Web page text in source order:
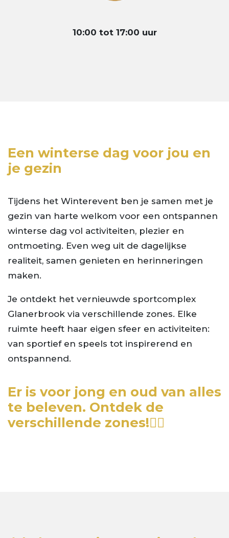
10:00 tot 17:00 uur
Een winterse dag voor jou en
je gezin
Tijdens het Winterevent ben je samen met je
gezin van harte welkom voor een ontspannen
winterse dag vol activiteiten, plezier en
ontmoeting. Even weg uit de dagelijkse
realiteit, samen genieten en herinneringen
maken.
Je ontdekt het vernieuwde sportcomplex
Glanerbrook via verschillende zones. Elke
ruimte heeft haar eigen sfeer en activiteiten:
van sportief en speels tot inspirerend en
ontspannend.
Er is voor jong en oud van alles
te beleven. Ontdek de
verschillende zones!👇🏼